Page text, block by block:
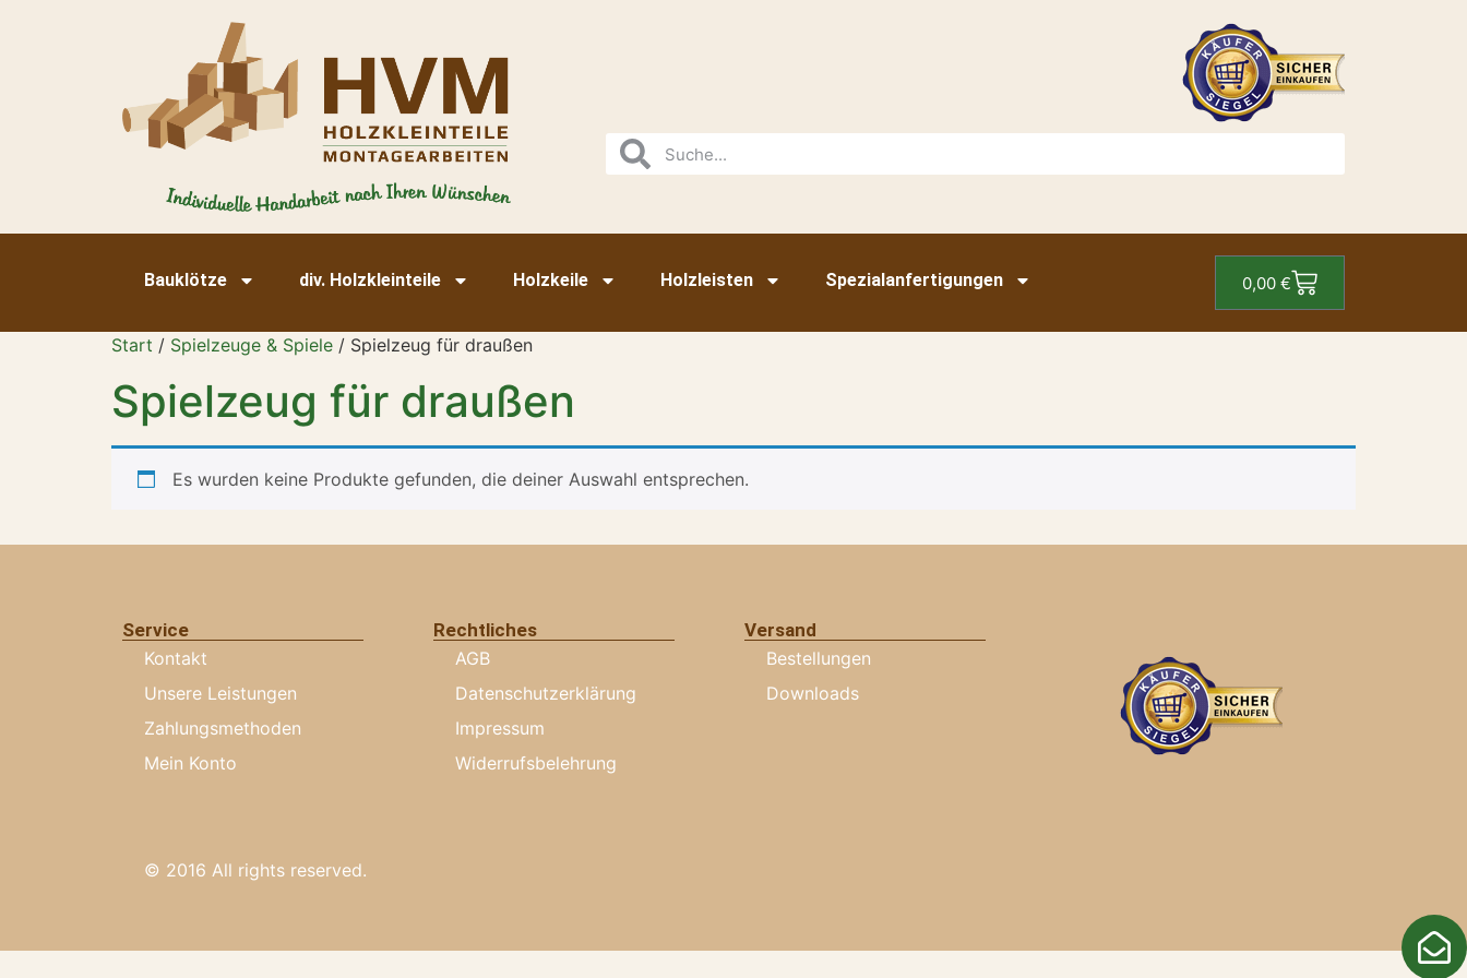
Bauklötze div. Holzkleinteile Holzkeile Holzleisten Spezialanfertigungen 0,00 €
Start / Spielzeuge & Spiele / Spielzeug für draußen
Spielzeug für draußen
Es wurden keine Produkte gefunden, die deiner Auswahl entsprechen.
Service
Kontakt
Unsere Leistungen
Zahlungsmethoden
Mein Konto
Rechtliches
AGB
Datenschutzerklärung
Impressum
Widerrufsbelehrung
Versand
Bestellungen
Downloads
© 2016 All rights reserved.